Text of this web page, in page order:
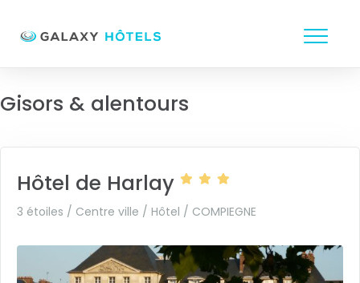
Gisors & alentours
Hôtel de Harlay
3 étoiles / Centre ville / Hôtel / COMPIEGNE